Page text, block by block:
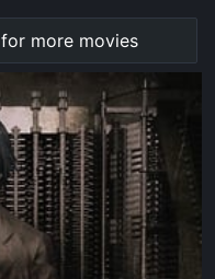
for more movies